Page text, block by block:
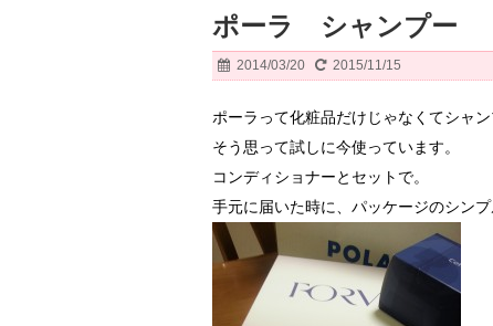
ポーラ シャンプー
2014/03/20 2015/11/15
ポーラって化粧品だけじゃなくてシャ
そう思って試しに今使っています。
コンディショナーとセットで。
手元に届いた時に、パッケージのシン